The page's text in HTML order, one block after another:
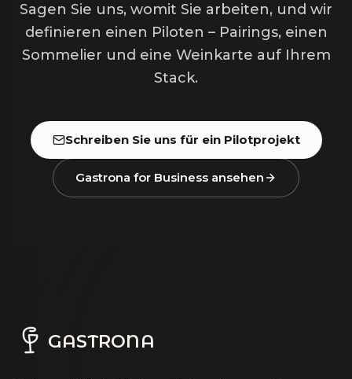
Sagen Sie uns, womit Sie arbeiten, und wir
definieren einen Piloten – Pairings, einen
Sommelier und eine Weinkarte auf Ihrem
Stack.
Schreiben Sie uns für ein Pilotprojekt
Gastrona for Business ansehen
GASTRONA